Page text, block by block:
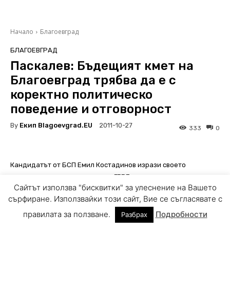
Сайтът използва "бисквитки" за улеснение на Вашето
сърфиране. Използвайки този сайт, Вие се съгласявате с
правилата за ползване.
Разбрах Подробности